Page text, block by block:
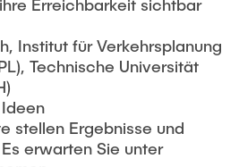
Erreichbarkeit sichtbar
Institut für Verkehrsplanung
Technische Universität
stellen Ergebnisse und
erwarten Sie unter